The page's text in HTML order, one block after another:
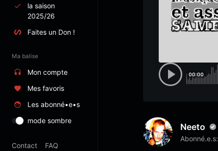
la saison
2025/26
Faites un Don !
Ma balise
Mon compte
Mes favoris
Les abonné•e•s
mode sombre
Contact
FAQ
00:00
Neeto
Abonné.e.s: